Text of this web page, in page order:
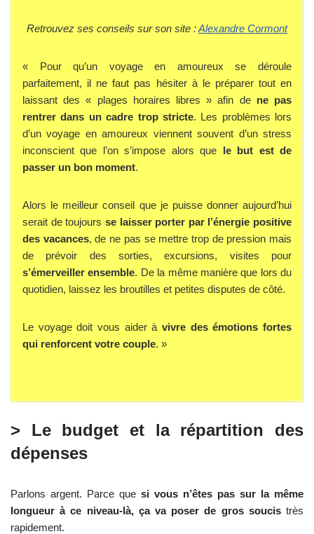
Retrouvez ses conseils sur son site :Alexandre Cormont
« Pour qu’un voyage en amoureux se déroule
parfaitement, il ne faut pas hésiter à le préparer tout en
laissant des « plages horaires libres » afin de ne pas
rentrer dans un cadre trop stricte. Les problèmes lors
d’un voyage en amoureux viennent souvent d’un stress
inconscient que l’on s’impose alors que le but est de
passer un bon moment.
Alors le meilleur conseil que je puisse donner aujourd’hui
serait de toujours se laisser porter par l’énergie positive
des vacances, de ne pas se mettre trop de pression mais
de prévoir des sorties, excursions, visites pour
s’émerveiller ensemble. De la même manière que lors du
quotidien, laissez les broutilles et petites disputes de côté.
Le voyage doit vous aider à vivre des émotions fortes
qui renforcent votre couple. »
> Le budget et la répartition des
dépenses
Parlons argent. Parce que si vous n’êtes pas sur la même
longueur à ce niveau-là, ça va poser de gros soucistrès
rapidement.